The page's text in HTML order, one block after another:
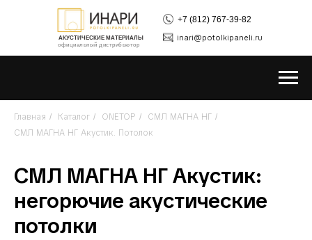
АКУСТИЧЕСКИЕ МАТЕРИАЛЫ
официальный дистрибьютор
inari@potolkipaneli.ru
+7 (812) 767-39-82
Главная / Каталог / ONETOP / СМЛ МАГНА НГ /
СМЛ МАГНА НГ Акустик. Потолок
СМЛ МАГНА НГ Акустик:
негорючие акустические
потолки